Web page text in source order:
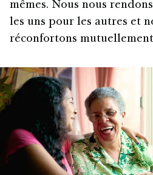
mêmes. Nous nous
les uns pour les autres et
réconfortons